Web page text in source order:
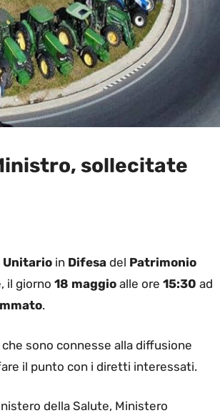
sollecitate
Unitario in Difesa del Patrimonio
il giorno 18 maggio alle ore 15:30 ad
.
sono connesse alla diffusione
il punto con i diretti interessati.
della Salute, Ministero